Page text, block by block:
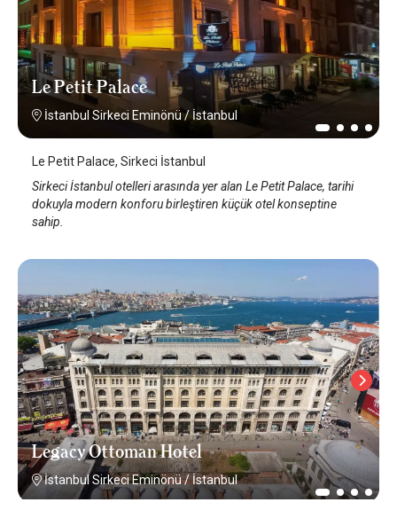
Le Petit Palace
İstanbul Sirkeci Eminönü/ İstanbul
Le Petit Palace, Sirkeci İstanbul
Sirkeci İstanbul otelleri arasında yer alan Le Petit Palace, tarihi
dokuyla modern konforu birleştiren küçük otel konseptine
sahip.
Legacy Ottoman Hotel
İstanbul Sirkeci Eminönü/ İstanbul